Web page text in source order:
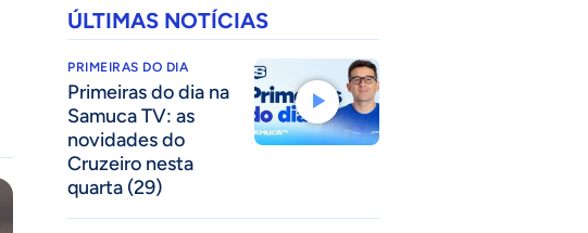
ÚLTIMAS NOTÍCIAS
PRIMEIRAS DO DIA
Primeiras do dia na
Samuca TV: as
novidades do
Cruzeiro nesta
quarta (29)